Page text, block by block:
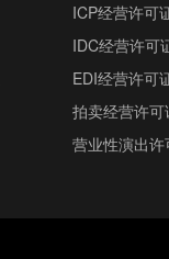
ICP经营许可
IDC经营许可
EDI经营许可
拍卖经营许可
营业性演出许